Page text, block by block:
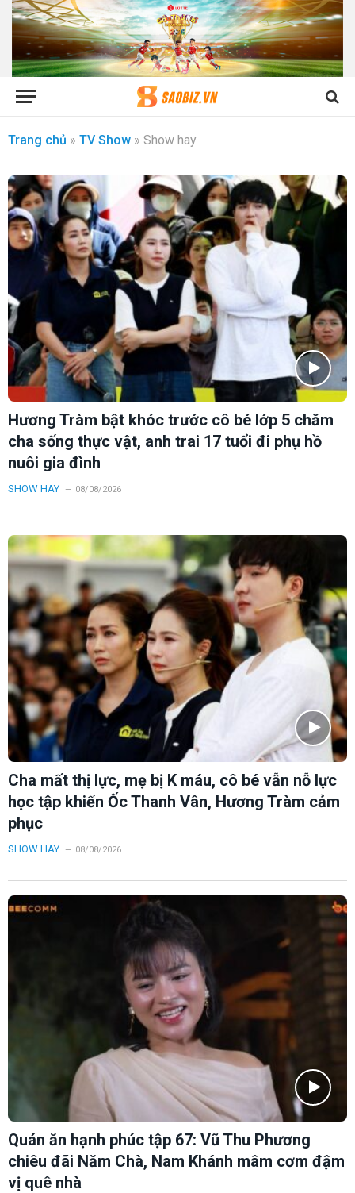
Trang chủ » TV Show » Show hay
Hương Tràm bật khóc trước cô bé lớp 5 chăm
cha sống thực vật, anh trai 17 tuổi đi phụ hồ
nuôi gia đình
SHOW HAY 08/08/2026
Cha mất thị lực, mẹ bị K máu, cô bé vẫn nỗ lực
học tập khiến Ốc Thanh Vân, Hương Tràm cảm
phục
SHOW HAY 08/08/2026
Quán ăn hạnh phúc tập 67: Vũ Thu Phương
chiêu đãi Năm Chà, Nam Khánh mâm cơm đậm
vị quê nhà